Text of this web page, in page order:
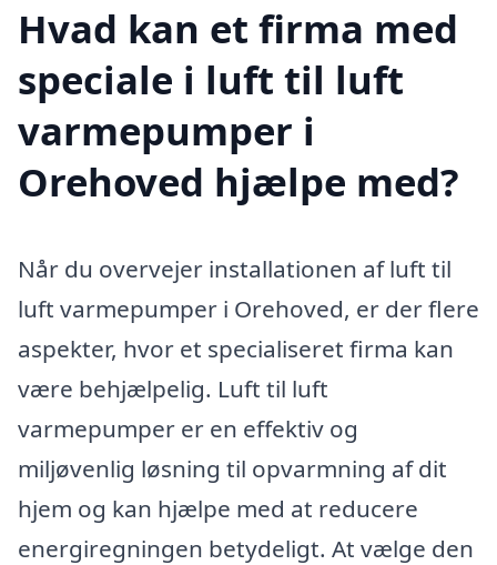
Hvad kan et firma med
speciale i luft til luft
varmepumper i
Orehoved hjælpe med?
Når du overvejer installationen af luft til
luft varmepumper i Orehoved, er der flere
aspekter, hvor et specialiseret firma kan
være behjælpelig. Luft til luft
varmepumper er en effektiv og
miljøvenlig løsning til opvarmning af dit
hjem og kan hjælpe med at reducere
energiregningen betydeligt. At vælge den